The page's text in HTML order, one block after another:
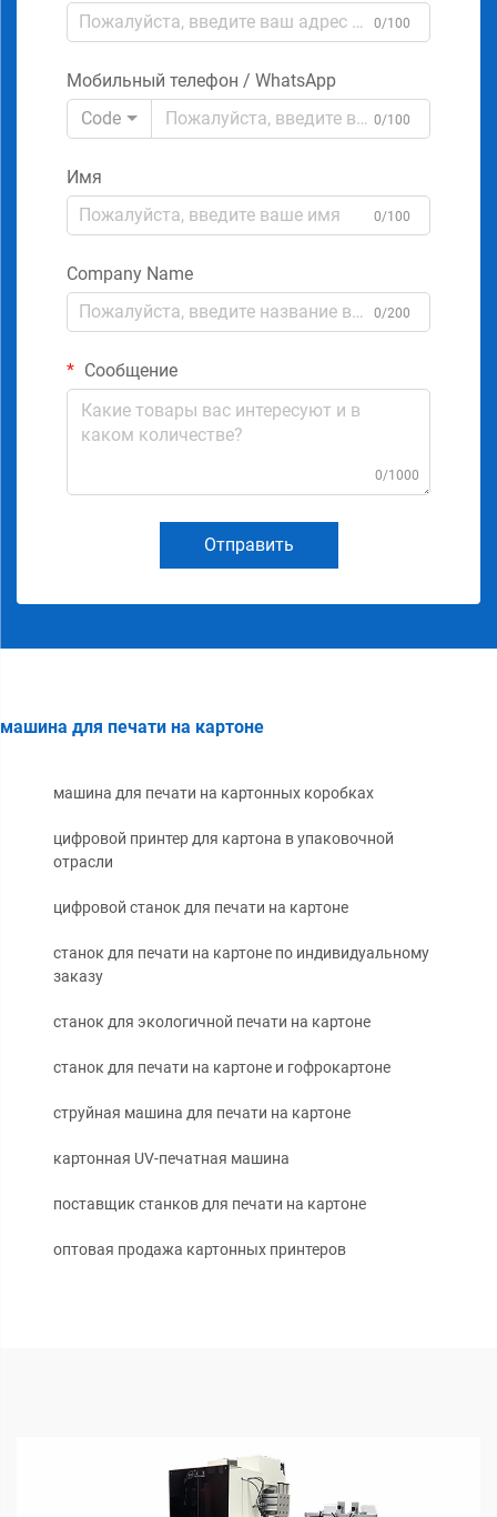
0/100
Мобильный телефон / WhatsApp
Code
0/100
Имя
0/100
Company Name
0/200
Сообщение
0/1000
Отправить
машина для печати на картоне
машина для печати на картонных коробках
цифровой принтер для картона в упаковочной
отрасли
цифровой станок для печати на картоне
станок для печати на картоне по индивидуальному
заказу
станок для экологичной печати на картоне
станок для печати на картоне и гофрокартоне
струйная машина для печати на картоне
картонная UV-печатная машина
поставщик станков для печати на картоне
оптовая продажа картонных принтеров